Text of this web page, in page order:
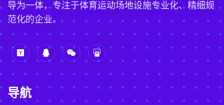
导为一体，专注于体育运动场地设施专业化、精细规
范化的企业。
导航